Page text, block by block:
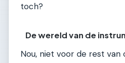
toch?
De wereld van de
Nou, niet voor de rest van